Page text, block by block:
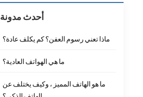
أحدث مدونة
ماذا تعني رسوم العفن؟ كم يكلف عادة؟
ما هي الهواتف العادية؟
ما هو الهاتف المميز ، وكيف يختلف عن